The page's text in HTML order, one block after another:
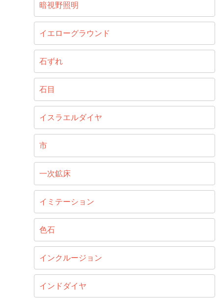
暗視野照明
イエローグラウンド
石ずれ
石目
イスラエルダイヤ
市
一次鉱床
イミテーション
色石
インクルージョン
インドダイヤ